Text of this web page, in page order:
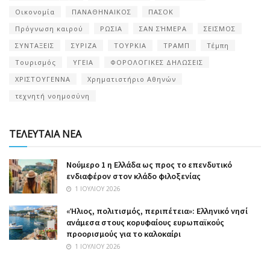
Οικονομία
ΠΑΝΑΘΗΝΑΙΚΟΣ
ΠΑΣΟΚ
Πρόγνωση καιρού
ΡΩΣΙΑ ΣΑΝ ΣΉΜΕΡΑ
ΣΕΙΣΜΟΣ
ΣΥΝΤΑΞΕΙΣ
ΣΥΡΙΖΑ ΤΟΥΡΚΙΑ ΤΡΑΜΠ
Τέμπη
Τουρισμός
ΥΓΕΙΑ
ΦΟΡΟΛΟΓΙΚΕΣ ΔΗΛΩΣΕΙΣ
ΧΡΙΣΤΟΥΓΕΝΝΑ
Χρηματιστήριο Αθηνών
τεχνητή νοημοσύνη
ΤΕΛΕΥΤΑΙΑ ΝΕΑ
Nούμερο 1 η Ελλάδα ως προς το επενδυτικό
ενδιαφέρον στον κλάδο φιλοξενίας
1 ΙΟΥΛΊΟΥ 2026
«Ήλιος, πολιτισμός, περιπέτεια»: Ελληνικό νησί
ανάμεσα στους κορυφαίους ευρωπαϊκούς
προορισμούς για το καλοκαίρι
1 ΙΟΥΛΊΟΥ 2026